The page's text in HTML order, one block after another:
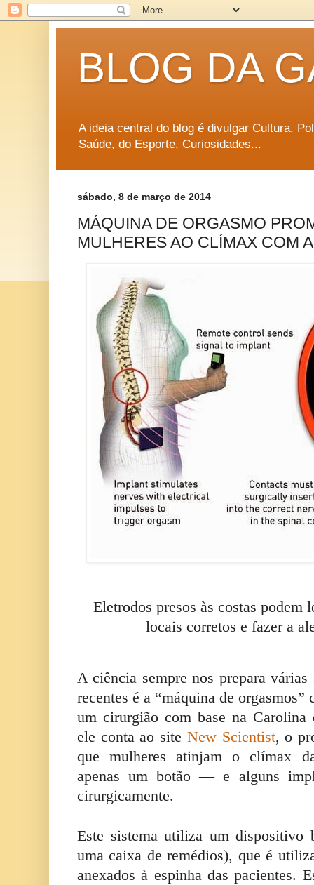
BLOG DA
A ideia central do blog é divulgar Cultura,
Saúde, do Esporte, Curiosidades...
sábado, 8 de março de 2014
MÁQUINA DE ORGASMO
MULHERES AO CLÍMAX COM
Eletrodos presos às costas podem
locais corretos e fazer a
A ciência sempre nos prepara várias
recentes é a “máquina de
um cirurgião com base na Carolina
ele conta ao site New Scientist, o
que mulheres atinjam o clímax
apenas um botão — e alguns
cirurgicamente.
Este sistema utiliza um dispositivo
uma caixa de remédios), que é
anexados à espinha das pacientes.